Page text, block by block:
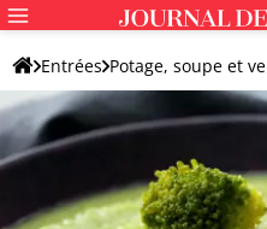
Entrées Potage, soupe et